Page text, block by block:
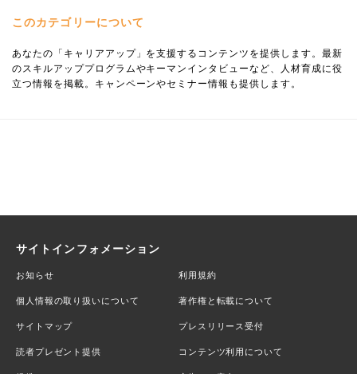
このカテゴリーについて
あなたの「キャリアアップ」を支援するコンテンツを提供します。最新
のスキルアッププログラムやキーマンインタビューなど、人材育成に役
立つ情報を掲載。キャンペーンやセミナー情報も提供します。
サイトインフォメーション
お知らせ 利用規約
個人情報の取り扱いについて 著作権と転載について
サイトマップ プレスリリース受付
読者プレゼント提供 コンテンツ利用について